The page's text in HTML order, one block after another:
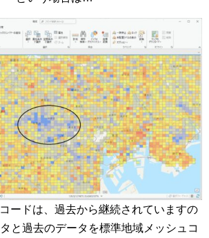
ードは、過去から継続されていますの
と過去のデータを標準地域メッシュコ